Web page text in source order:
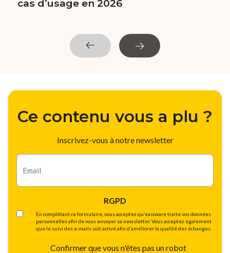
cas d’usage en 2026
Ce contenu vous a plu ?
Inscrivez-vous à notre newsletter
RGPD
En complétant ce formulaire, vous acceptez qu’easiware traite vos données
personnelles afin de vous envoyer sa newsletter. Vous acceptez également
que le suivi des e-mails soit activé afin d’améliorer la qualité des échanges.
Confirmer que vous n'êtes pas un robot